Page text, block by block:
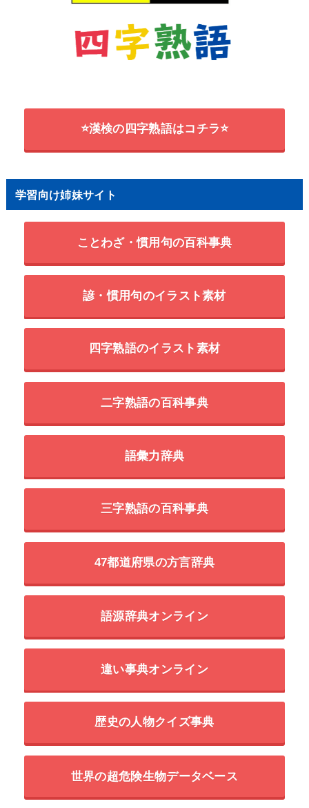
⭐漢検の四字熟語はコチラ⭐
学習向け姉妹サイト
ことわざ・慣用句の百科事典
諺・慣用句のイラスト素材
四字熟語のイラスト素材
二字熟語の百科事典
語彙力辞典
三字熟語の百科事典
47都道府県の方言辞典
語源辞典オンライン
違い事典オンライン
歴史の人物クイズ事典
世界の超危険生物データベース